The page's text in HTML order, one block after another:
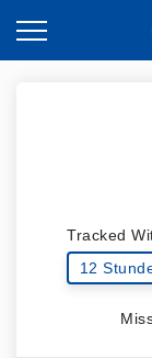
Tracked
12
Shops nach
Empfehlen &
Häufig gestellte